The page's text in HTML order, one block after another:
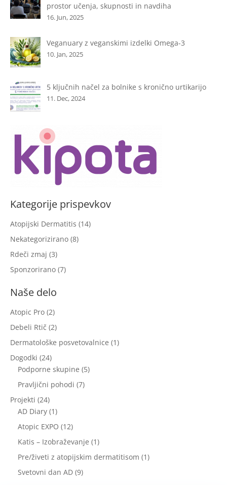
prostor učenja, skupnosti in navdiha
16. Jun, 2025
Veganuary z veganskimi izdelki Omega-3
10. Jan, 2025
5 ključnih načel za bolnike s kronično urtikarijo
11. Dec, 2024
Kategorije prispevkov
Atopijski Dermatitis (14)
Nekategorizirano (8)
Rdeči zmaj (3)
Sponzorirano (7)
Naše delo
Atopic Pro (2)
Debeli Rtič (2)
Dermatološke posvetovalnice (1)
Dogodki (24)
Podporne skupine (5)
Pravljični pohodi (7)
Projekti (24)
AD Diary (1)
Atopic EXPO (12)
Katis – Izobraževanje (1)
Pre/živeti z atopijskim dermatitisom (1)
Svetovni dan AD (9)